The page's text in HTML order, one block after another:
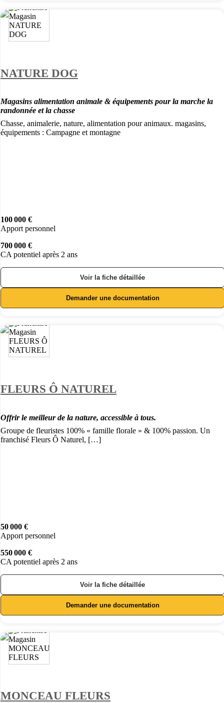
NATURE DOG
Magasins alimentation animale & équipements pour la marche la
randonnée et la chasse
Chasse, animalerie, nature, alimentation pour animaux. magasins,
équipements : Campagne et montagne
100 000 €
Apport personnel
700 000 €
CA potentiel après 2 ans
Voir la fiche détaillée
Demander une documentation
FLEURS Ô NATUREL
Offrir le meilleur de la nature, accessible à tous.
Groupe de fleuristes 100% « famille florale » & 100% passion. Un
franchisé Fleurs Ô Naturel, […]
50 000 €
Apport personnel
550 000 €
CA potentiel après 2 ans
Voir la fiche détaillée
Demander une documentation
MONCEAU FLEURS